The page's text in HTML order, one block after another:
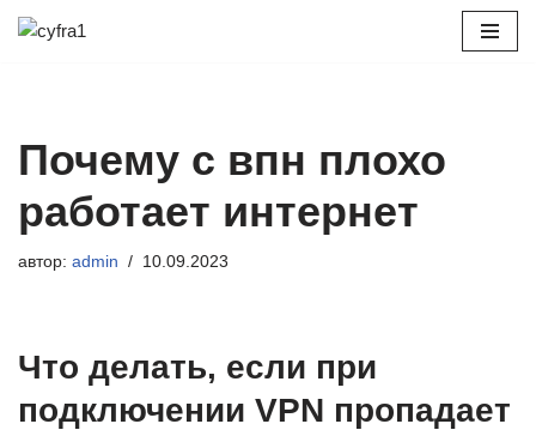
Почему с впн плохо
работает интернет
автор: admin 10.09.2023
Что делать, если при
подключении VPN пропадает